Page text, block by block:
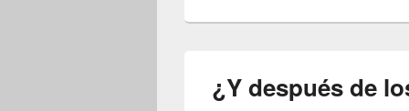
¿Y después de